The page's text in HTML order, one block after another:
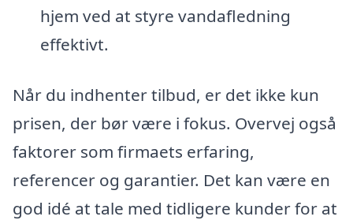
hjem ved at styre vandafledning
effektivt.
Når du indhenter tilbud, er det ikke kun
prisen, der bør være i fokus. Overvej også
faktorer som firmaets erfaring,
referencer og garantier. Det kan være en
god idé at tale med tidligere kunder for at